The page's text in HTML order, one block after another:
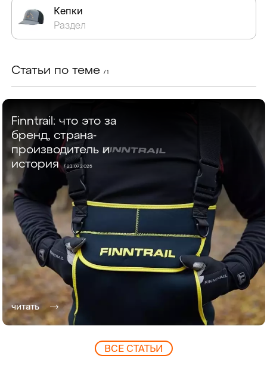
Кепки
Раздел
Статьи по теме / 1
Finntrail: что это за
бренд, страна-
производитель и
история/ 21.07.2025
читать
ВCЕ СТАТЬИ